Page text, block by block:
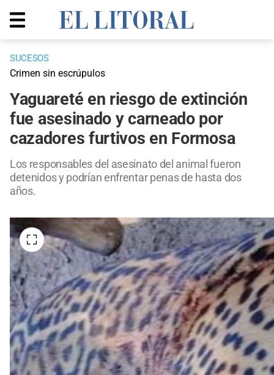
SUCESOS
Crimen sin escrúpulos
Yaguareté en riesgo de extinción
fue asesinado y carneado por
cazadores furtivos en Formosa
Los responsables del asesinato del animal fueron
detenidos y podrían enfrentar penas de hasta dos
años.